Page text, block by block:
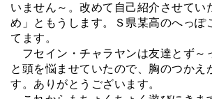
いません～。改めて自己紹介させてい
め」ともうします。Ｓ県某高のへっぽ
てます。
フセイン・チャラヤンは友達とず～
と頭を悩ませていたので、胸のつかえ
す。ありがとうございます。